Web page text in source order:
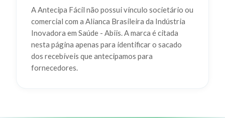
A Antecipa Fácil não possui vínculo societário ou
comercial com a Alianca Brasileira da Indústria
Inovadora em Saúde - Abiis. A marca é citada
nesta página apenas para identificar o sacado
dos recebíveis que antecipamos para
fornecedores.